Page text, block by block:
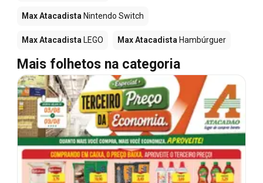
Max Atacadista Nintendo Switch
Max Atacadista LEGO Max Atacadista Hambúrguer
Mais folhetos na categoria